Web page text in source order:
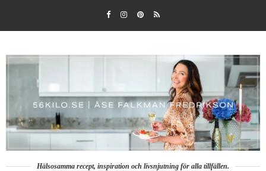
Hälsosamma recept, inspiration och livsnjutning för alla tillfällen.